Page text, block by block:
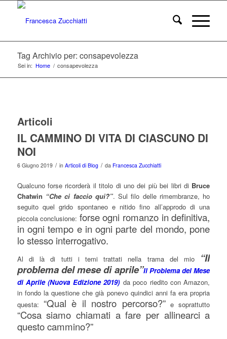
Tag Archivio per: consapevolezza
Sei in: Home / consapevolezza
Articoli
IL CAMMINO DI VITA DI CIASCUNO DI
NOI
6 Giugno 2019 / in Articoli di Blog / da Francesca Zucchiatti
Qualcuno forse ricorderà il titolo di uno dei più bei libri di Bruce
Chatwin “Che ci faccio qui?”. Sul filo delle rimembranze, ho
seguito quel grido spontaneo e nitido fino all’approdo di una
piccola conclusione: forse ogni romanzo in definitiva,
in ogni tempo e in ogni parte del mondo, pone
lo stesso interrogativo.
Al di là di tutti i temi trattati nella trama del mio “Il
problema del mese di aprile”Il Problema del Mese
di Aprile (Nuova Edizione 2019) da poco riedito con Amazon,
in fondo la questione che già ponevo quindici anni fa era propria
questa: “Qual è il nostro percorso?”e soprattutto
“Cosa siamo chiamati a fare per allinearci a
questo cammino?”